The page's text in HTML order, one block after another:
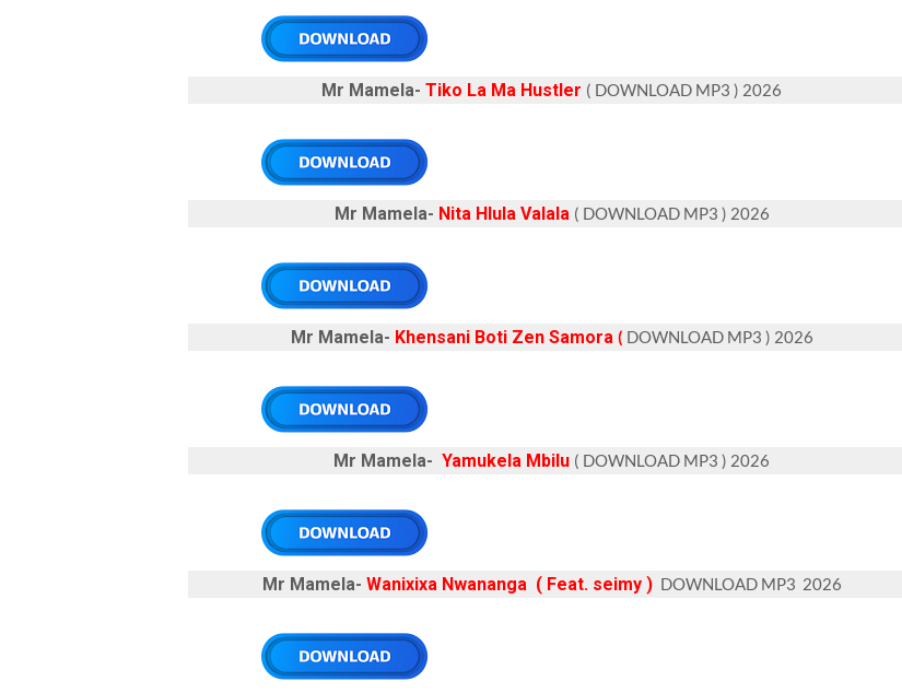
Mr Mamela- Tiko La Ma Hustler ( DOWNLOAD MP3 ) 2026
Mr Mamela- Nita Hlula Valala ( DOWNLOAD MP3 ) 2026
Mr Mamela- Khensani Boti Zen Samora ( DOWNLOAD MP3 ) 2026
Mr Mamela- Yamukela Mbilu ( DOWNLOAD MP3 ) 2026
Mr Mamela- Wanixixa Nwananga ( Feat. seimy ) DOWNLOAD MP3 2026